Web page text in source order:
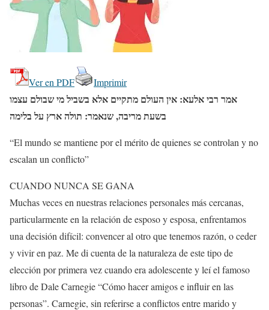
Ver en PDF Imprimir
אמר רבי אלעא: אין העולם מתקיים אלא בשביל מי שבולם עצמו
בשעת מריבה, שנאמר: תולה ארץ על בלימה
“El mundo se mantiene por el mérito de quienes se controlan y no
escalan un conflicto”
CUANDO NUNCA SE GANA
Muchas veces en nuestras relaciones personales más cercanas,
particularmente en la relación de esposo y esposa, enfrentamos
una decisión difícil: convencer al otro que tenemos razón, o ceder
y vivir en paz. Me di cuenta de la naturaleza de este tipo de
elección por primera vez cuando era adolescente y leí el famoso
libro de Dale Carnegie “Cómo hacer amigos e influir en las
personas”. Carnegie, sin referirse a conflictos entre marido y